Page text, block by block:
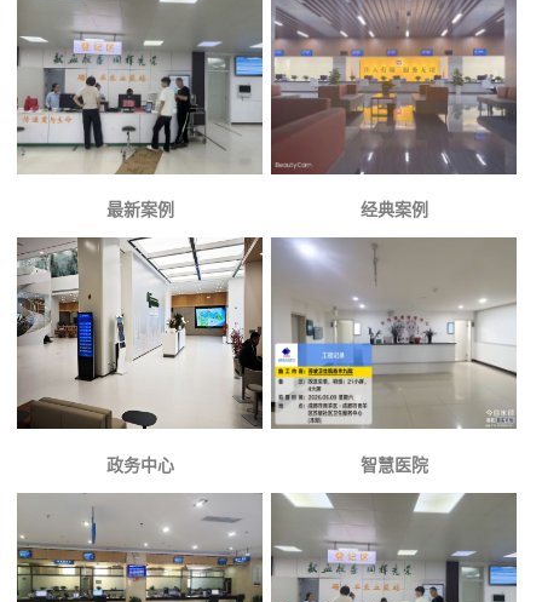
最新案例 经典案例
政务中心 智慧医院